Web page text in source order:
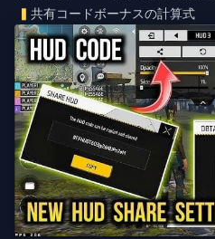
共有コードボーナスの計算式